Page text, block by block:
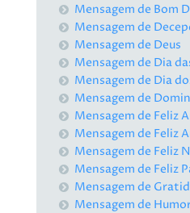
Mensagem de Bom
Mensagem de
Mensagem de Deus
Mensagem de Dia
Mensagem de Dia
Mensagem de
Mensagem de Feliz
Mensagem de Feliz
Mensagem de Feliz
Mensagem de Feliz
Mensagem de
Mensagem de